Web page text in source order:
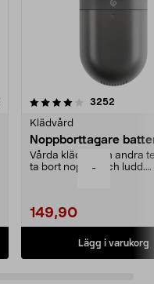
-
3252
Klädvård
Noppborttagare
Vårda kläder och andra
ta bort noppor och ludd.
149,90
Lägg i varukorg
4.5av 5 stjärnor